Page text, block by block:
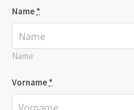
Name *
Name
Vorname *